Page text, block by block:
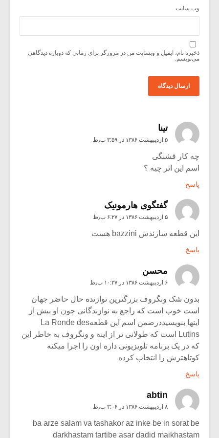
وب‌ سایت
ذخیره نام، ایمیل و وبسایت من در مرورگر برای زمانی که دوباره دیدگاهی
می‌نویسم.
تینا
۵ اردیبهشت ۱۳۸۶ در ۳:۵۹ ب٫ظ
چه کار قشنگی
اسم این اثر چیه ؟
پاسخ
گفتگوی هارمونیک
۵ اردیبهشت ۱۳۸۶ در ۶:۲۷ ب٫ظ
این قطعه سازندش bazzini هست
پاسخ
محسن
۶ اردیبهشت ۱۳۸۶ در ۱۰:۳۷ ب٫ظ
بدون شک ونگروف بزرگترین نوازنده حال حاضر جهان
است خوب است که راجع به نوازندگانی چون او بیش از
اینها بنویسیددرضمن اسم این قطعهLa Ronde des
Lutins است که طولانی تر از اینه و ونگروف به خاطر این
که در یک برنامه تلویزیونی داره اون را اجرا میکنه
کوتاهترش را انتخاب کرده
پاسخ
abtin
۸ اردیبهشت ۱۳۸۶ در ۳:۰۶ ب٫ظ
ba arze salam va tashakor az inke be in sorat be
darkhastam tartibe asar dadid maikhastam